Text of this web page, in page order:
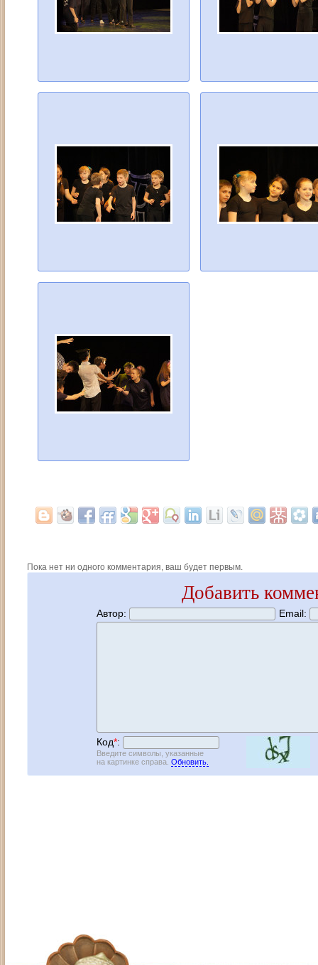
Пока нет ни одного комментария, ваш будет первым.
Добавить
Автор: Email:
Код*:
Введите символы, указанные
на картинке справа. Обновить.